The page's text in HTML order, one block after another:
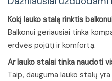
Kokį lauko stalą rinktis
Balkonui geriausiai tinka
erdvės pojūtį ir komfortą.
Ar lauko stalai tinka naudoti
Taip, dauguma lauko stalų